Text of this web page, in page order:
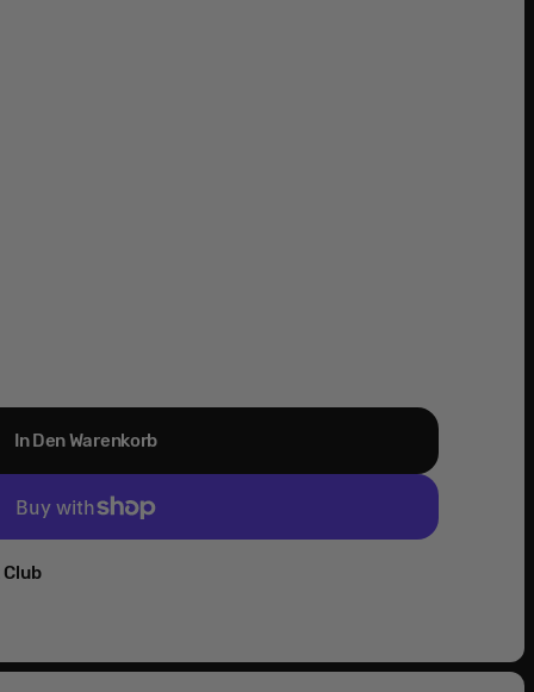
In Den Warenkorb